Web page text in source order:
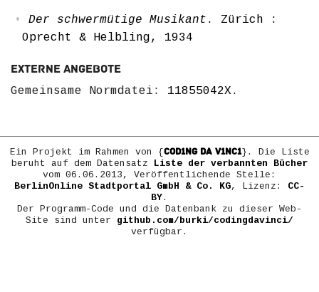
Der schwermütige Musikant . Zürich :
Oprecht & Helbling, 1934
Externe Angebote
Gemeinsame Normdatei: 11855042X .
Ein Projekt im Rahmen von {COD1NG DA V1NC1}. Die Liste
beruht auf dem Datensatz
Liste der verbannten Bücher
vom 06.06.2013, Veröffentlichende Stelle:
BerlinOnline Stadtportal GmbH & Co. KG, Lizenz: CC-
BY.
Der Programm-Code und die Datenbank zu dieser Web-
Site sind unter github.com/burki/codingdavinci/
verfügbar.